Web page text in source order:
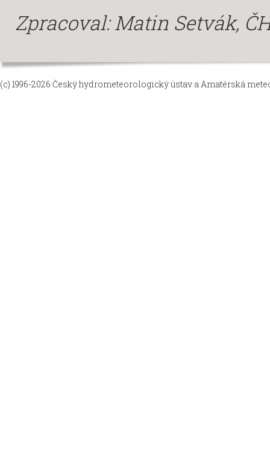
Zpracoval: Matin Setvák,
(c) 1996-2026 Český hydrometeorologický ústav a Amatérská